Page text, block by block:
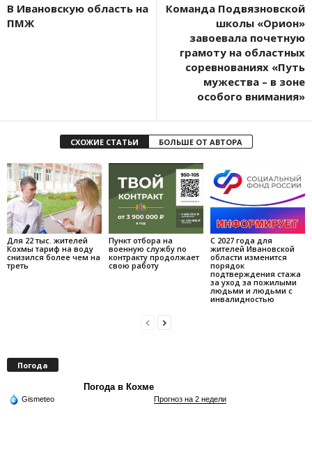
В Ивановскую область на
ПМЖ
Команда Подвязновской
школы «Орион»
завоевала почетную
грамоту на областных
соревнованиях «Путь
мужества – в зоне
особого внимания»
СХОЖИЕ СТАТЬИ БОЛЬШЕ ОТ АВТОРА
Для 22 тыс. жителей
Кохмы тариф на воду
снизился более чем на
треть
Пункт отбора на
военную службу по
контракту продолжает
свою работу
С 2027 года для
жителей Ивановской
области изменится
порядок
подтверждения стажа
за уход за пожилыми
людьми и людьми с
инвалидностью
Погода
Погода в Кохме
Gismeteo Прогноз на 2 недели